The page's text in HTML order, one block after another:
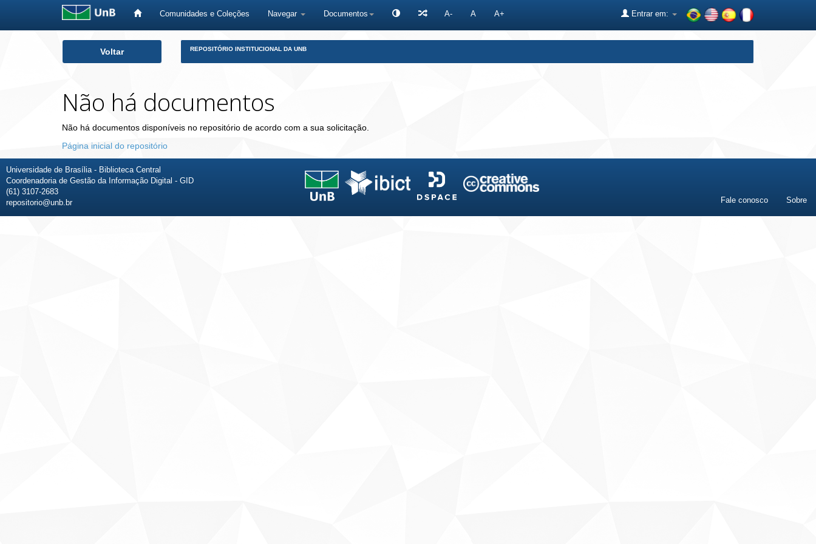
Comunidades e Coleções Navegar Documentos A- A A+ Entrar em:
Voltar REPOSITÓRIO INSTITUCIONAL DA UNB
Não há documentos
Não há documentos disponíveis no repositório de acordo com a sua solicitação.
Página inicial do repositório
Universidade de Brasília - Biblioteca Central
Coordenadoria de Gestão da Informação Digital - GID
(61) 3107-2683
repositorio@unb.br
Fale conosco Sobre